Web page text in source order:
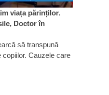
viața părinților.
Doctor în
să transpună
copiilor. Cauzele care